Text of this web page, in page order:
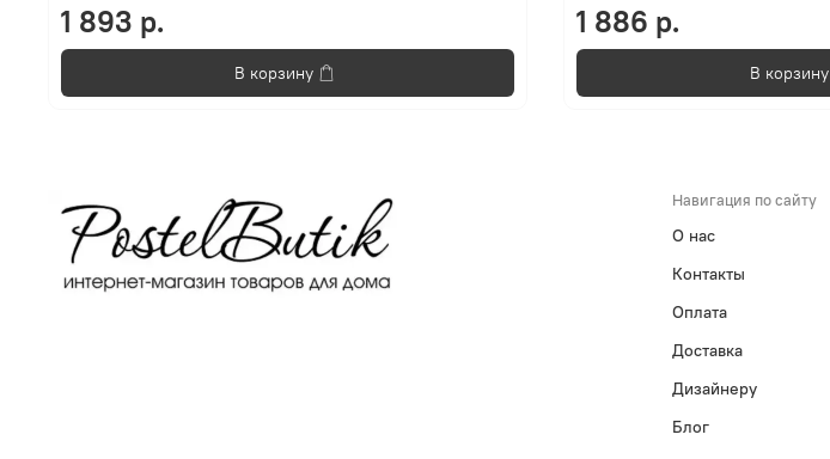
1 893 р.
В корзину
1 886 р.
В корзину
Навигация по сайту
О нас
Контакты
Оплата
Доставка
Дизайнеру
Блог